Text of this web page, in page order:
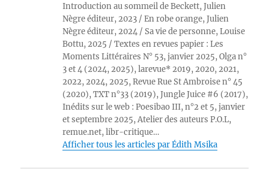
Introduction au sommeil de Beckett, Julien
Nègre éditeur, 2023 / En robe orange, Julien
Nègre éditeur, 2024 / Sa vie de personne, Louise
Bottu, 2025 / Textes en revues papier : Les
Moments Littéraires N° 53, janvier 2025, Olga n°
3 et 4 (2024, 2025), larevue* 2019, 2020, 2021,
2022, 2024, 2025, Revue Rue St Ambroise n° 45
(2020), TXT n°33 (2019), Jungle Juice #6 (2017),
Inédits sur le web : Poesibao III, n°2 et 5, janvier
et septembre 2025, Atelier des auteurs P.O.L,
remue.net, libr-critique…
Afficher tous les articles par Édith Msika